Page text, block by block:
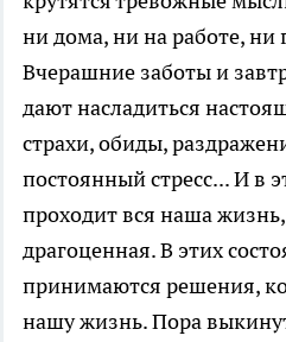
ни дома, ни на работе, ни
Вчерашние заботы и
дают насладиться
страхи, обиды,
постоянный стресс... И в
проходит вся наша
драгоценная. В этих
принимаются решения,
нашу жизнь. Пора